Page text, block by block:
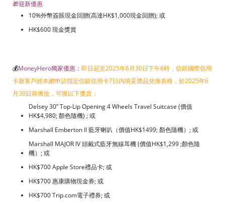
🎁迎新優惠
10%外幣簽賬現金回贈(高達HK$1,000現金回贈); 或
HK$600 現金獎賞
💰MoneyHero獨家優惠： 即日起至2025年6月30日下午6時，信銀國際信用
卡新客戶經本網申請指定信銀信用卡7日内填妥奬品兌換表格，於2025年6
月30日前獲批，可獲以下獎賞：
Delsey 30” Top-Lip Opening 4 Wheels Travel Suitcase (價值
HK$4,980; 顏色隨機) ; 或
Marshall Emberton II 藍牙喇叭（價值HK$1499; 顏色隨機）; 或
Marshall MAJOR IV 頭戴式藍牙無線耳機 (價值HK$1,299 ;顏色隨
機）; 或
HK$700 Apple Store禮品卡; 或
HK$700 惠康購物現金券; 或
HK$700 Trip.com電子禮券; 或